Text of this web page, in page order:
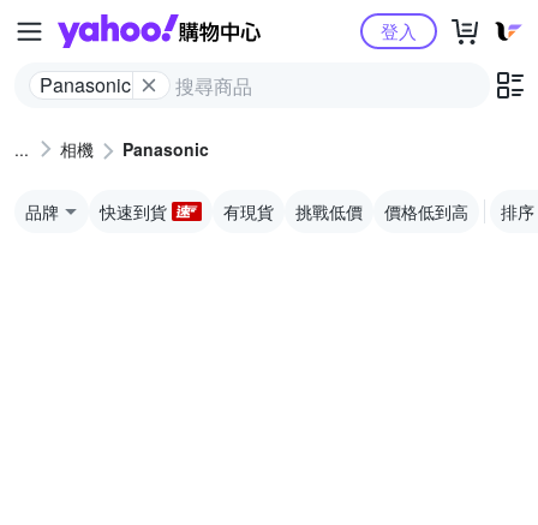
Yahoo購物中心
Panasonic
登入
相機 Panasonic
品牌 快速到貨 有現貨 挑戰低價 價格低到高 排序